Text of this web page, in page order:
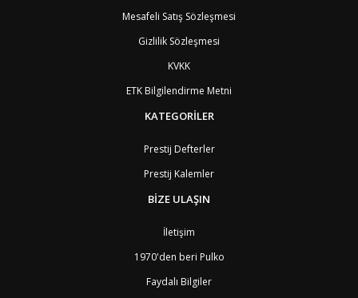
Mesafeli Satış Sözleşmesi
Gizlilik Sözleşmesi
KVKK
ETK Bilgilendirme Metni
KATEGORİLER
Prestij Defterler
Prestij Kalemler
BİZE ULAŞIN
İletişim
1970'den beri Pulko
Faydalı Bilgiler